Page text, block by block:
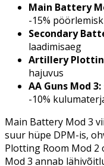
Main Battery
-15%
Secondary
laadimisaeg
Artillery
hajuvus
AA Guns Mod 3:
-10%
Main Battery Mod 3
suur hüpe DPM-is,
Plotting Room Mod 2
Mod 3 annab